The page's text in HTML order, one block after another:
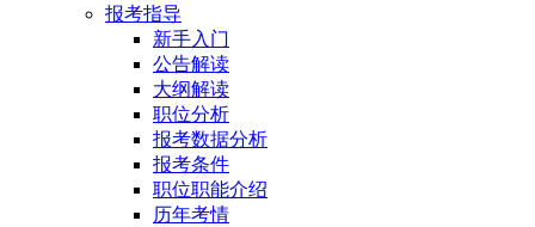
报考指导
新手入门
公告解读
大纲解读
职位分析
报考数据分析
报考条件
职位职能介绍
历年考情